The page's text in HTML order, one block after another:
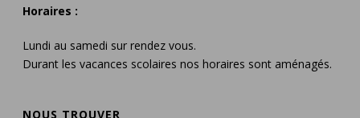
Horaires :
Lundi au samedi sur rendez vous.
Durant les vacances scolaires nos horaires sont aménagés.
NOUS TROUVER